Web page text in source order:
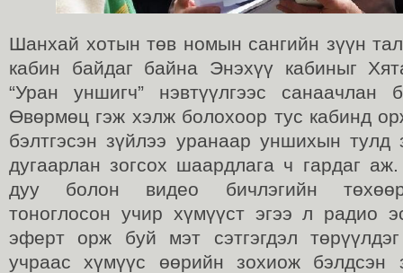
Шанхай хотын төв номын сангийн зүүн
кабин байдаг байна Энэхүү кабиныг
“Уран уншигч” нэвтүүлгээс санаачлан
Өвөрмөц гэж хэлж болохоор тус кабинд
бэлтгэсэн зүйлээ уранаар уншихын
дугаарлан зогсох шаардлага ч гардаг
дуу болон видео бичлэгийн
тоноглосон учир хүмүүст эгээ л радио
эферт орж буй мэт сэтгэгдэл
учраас хүмүүс өөрийн зохиож бэлдсэн